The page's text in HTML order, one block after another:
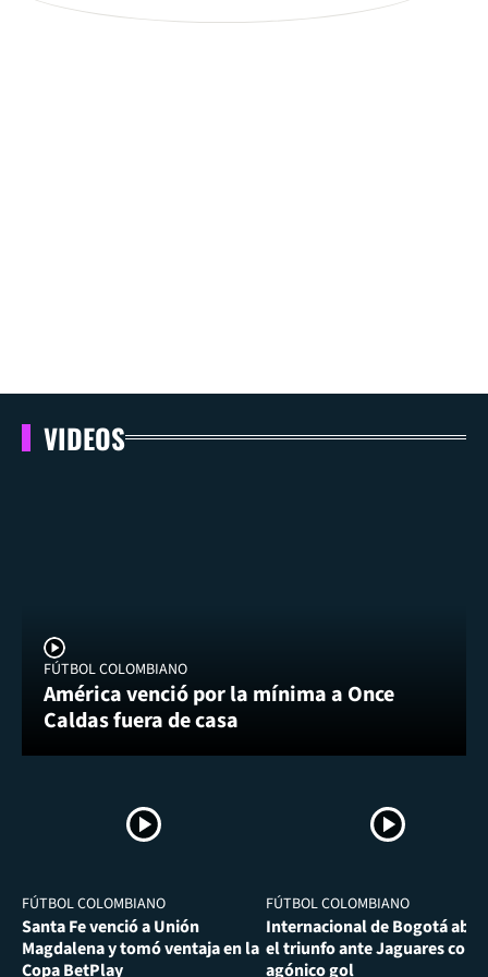
VIDEOS
FÚTBOL COLOMBIANO
América venció por la mínima a Once
Caldas fuera de casa
FÚTBOL COLOMBIANO
Santa Fe venció a Unión
Magdalena y tomó ventaja en la
Copa BetPlay
FÚTBOL COLOMBIANO
Internacional de Bogotá
el triunfo ante Jaguares con
agónico gol